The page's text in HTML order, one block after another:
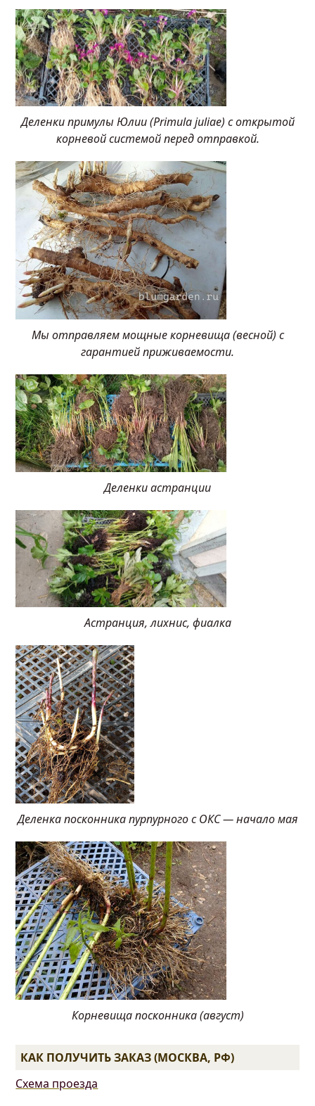
Деленки примулы Юлии (Primula juliae) с открытой
корневой системой перед отправкой.
Мы отправляем мощные корневища (весной) с
гарантией приживаемости.
Деленки астранции
Астранция, лихнис, фиалка
Деленка посконника пурпурного с ОКС — начало мая
Корневища посконника (август)
КАК ПОЛУЧИТЬ ЗАКАЗ (МОСКВА, РФ)
Схема проезда